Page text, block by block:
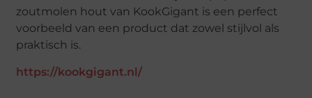
zoutmolen hout van KookGigant is een perfect
voorbeeld van een product dat zowel stijlvol als
praktisch is.
https://kookgigant.nl/